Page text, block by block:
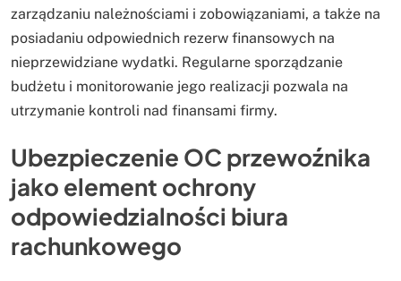
zarządzaniu należnościami i zobowiązaniami, a także na
posiadaniu odpowiednich rezerw finansowych na
nieprzewidziane wydatki. Regularne sporządzanie
budżetu i monitorowanie jego realizacji pozwala na
utrzymanie kontroli nad finansami firmy.
Ubezpieczenie OC przewoźnika
jako element ochrony
odpowiedzialności biura
rachunkowego